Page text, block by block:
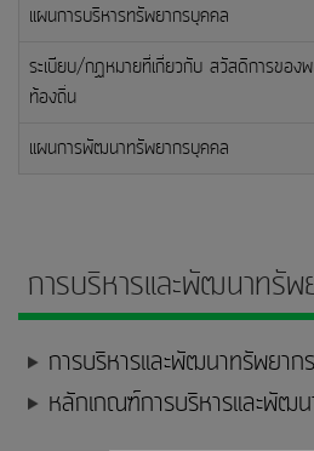
แผนการบริหารทรัพยากรบุคคล
ระเบียบ/กฏหมายที่เกี่ยวกับ สวัสดิการของ
ท้องถิ่น
แผนการพัฒนาทรัพยากรบุคคล
การบริหารและพัฒนาทรั
การบริหารและพัฒนาทรัพยาก
หลักเกณฑ์การบริหารและพัฒ